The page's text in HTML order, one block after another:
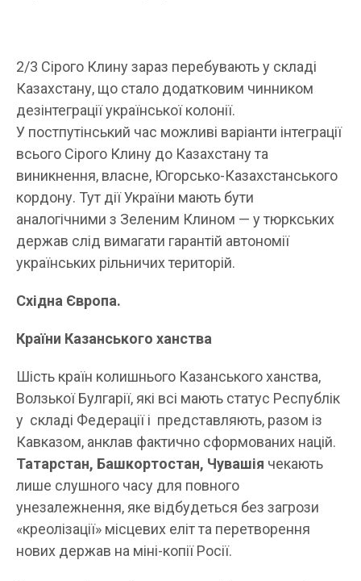
2/3 Сірого Клину зараз перебувають у складі
Казахстану, що стало додатковим чинником
дезінтеграції української колонії.
У постпутінський час можливі варіанти інтеграції
всього Сірого Клину до Казахстану та
виникнення, власне, Югорсько-Казахстанського
кордону. Тут дії України мають бути
аналогічними з Зеленим Клином — у тюркських
держав слід вимагати гарантій автономії
українських рільничих територій.
Східна Європа.
Країни Казанського ханства
Шість країн колишнього Казанського ханства,
Волзької Булгарії, які всі мають статус Республік
у складі Федерації і представляють, разом із
Кавказом, анклав фактично сформованих націй.
Татарстан, Башкортостан, Чувашія чекають
лише слушного часу для повного
унезалежнення, яке відбудеться без загрози
«креолізації» місцевих еліт та перетворення
нових держав на міні-копії Росії.